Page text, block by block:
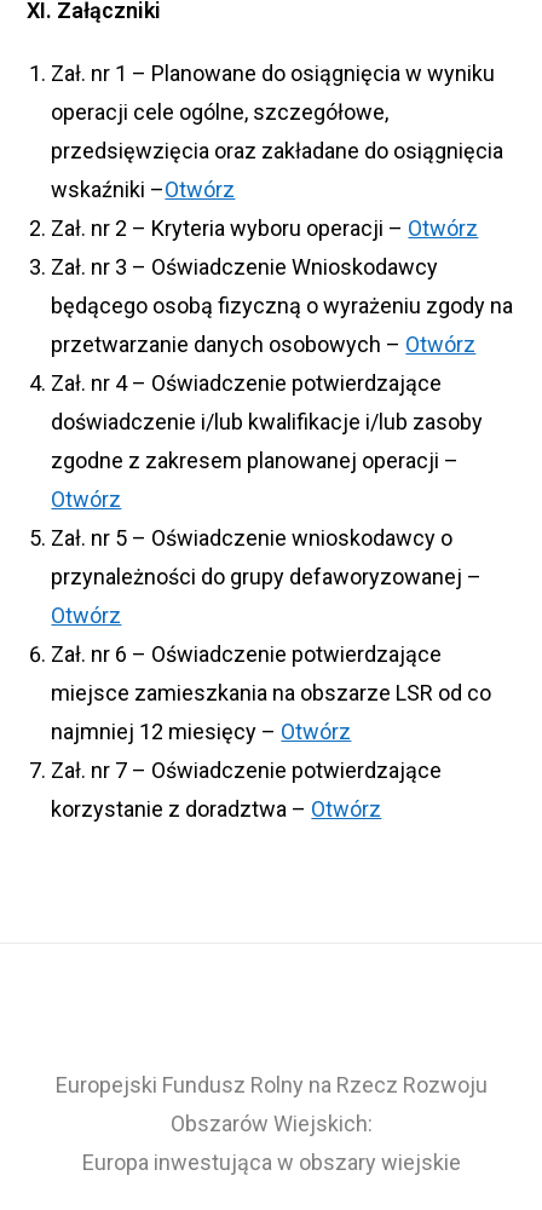
XI. Załączniki
Zał. nr 1 – Planowane do osiągnięcia w wyniku
operacji cele ogólne, szczegółowe,
przedsięwzięcia oraz zakładane do osiągnięcia
wskaźniki –Otwórz
Zał. nr 2 – Kryteria wyboru operacji – Otwórz
Zał. nr 3 – Oświadczenie Wnioskodawcy
będącego osobą fizyczną o wyrażeniu zgody na
przetwarzanie danych osobowych – Otwórz
Zał. nr 4 – Oświadczenie potwierdzające
doświadczenie i/lub kwalifikacje i/lub zasoby
zgodne z zakresem planowanej operacji –
Otwórz
Zał. nr 5 – Oświadczenie wnioskodawcy o
przynależności do grupy defaworyzowanej –
Otwórz
Zał. nr 6 – Oświadczenie potwierdzające
miejsce zamieszkania na obszarze LSR od co
najmniej 12 miesięcy – Otwórz
Zał. nr 7 – Oświadczenie potwierdzające
korzystanie z doradztwa – Otwórz
Europejski Fundusz Rolny na Rzecz Rozwoju
Obszarów Wiejskich:
Europa inwestująca w obszary wiejskie